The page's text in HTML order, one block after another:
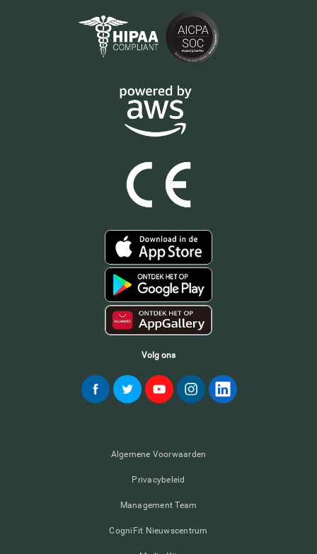
Volg ons
Algemene Voorwaarden
Privacybeleid
Management Team
CogniFit Nieuwscentrum